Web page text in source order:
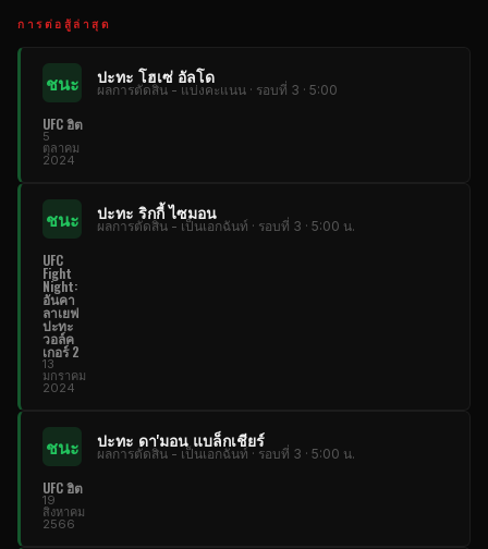
การต่อสู้ล่าสุด
ชนะ ปะทะ โฮเซ่ อัลโด
ผลการตัดสิน - แบ่งคะแนน · รอบที่ 3 · 5:00
UFC ฮิต
5
ตุลาคม
2024
ชนะ ปะทะ ริกกี้ ไซมอน
ผลการตัดสิน - เป็นเอกฉันท์ · รอบที่ 3 · 5:00 น.
UFC
Fight
Night:
อันคา
ลาเยฟ
ปะทะ
วอล์ค
เกอร์ 2
13
มกราคม
2024
ชนะ ปะทะ ดา'มอน แบล็กเชียร์
ผลการตัดสิน - เป็นเอกฉันท์ · รอบที่ 3 · 5:00 น.
UFC ฮิต
19
สิงหาคม
2566